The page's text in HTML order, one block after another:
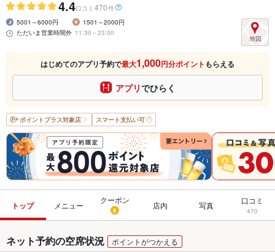
4.4口コミ 470件
5001～6000円
1501～2000円
ただいま営業時間外 11:30～23:00
はじめてのアプリ予約で最大1,000円分ポイント もらえる
アプリでひらく
ポイントプラス対象店 スマート支払い可
トップ メニュー
クーポン
6 店内 写真 口コミ
470
ネット予約の空席状況 ポイントがつかえる